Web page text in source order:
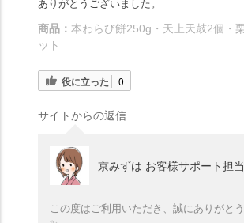
ありがとうございました。
商品： 本わらび餅250g・天上天鼓2個・
ット
役に立った 0
サイトからの返信
京みずは お客様サポート担当
この度はご利用いただき、誠にありがと